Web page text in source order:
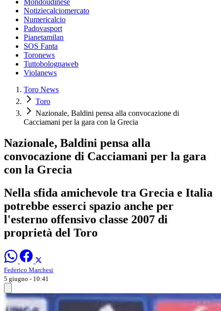
Mondoudinese
Notiziecalciomercato
Numericalcio
Padovasport
Pianetamilan
SOS Fanta
Toronews
Tuttobolognaweb
Violanews
Toro News
Toro
Nazionale, Baldini pensa alla convocazione di
Cacciamani per la gara con la Grecia
Nazionale, Baldini pensa alla
convocazione di Cacciamani per la gara
con la Grecia
Nella sfida amichevole tra Grecia e Italia
potrebbe esserci spazio anche per
l'esterno offensivo classe 2007 di
proprietà del Toro
Federico Marchesi
5 giugno - 10:41